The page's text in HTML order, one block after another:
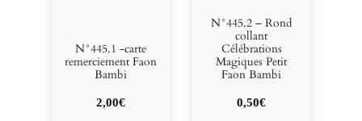
N°445.1 -carte
remerciement Faon
Bambi
2,00€
N°445.2 – Rond
collant
Célébrations
Magiques Petit
Faon Bambi
0,50€